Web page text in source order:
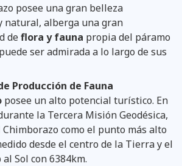
posee una gran belleza
natural, alberga una gran
deflora y fauna propia del páramo
ser admirada a lo largo de sus
Producción de Fauna
posee un alto potencial turístico. En
la Tercera Misión Geodésica,
Chimborazo como el punto más alto
desde el centro de la Tierra y el
al Sol con 6384km.